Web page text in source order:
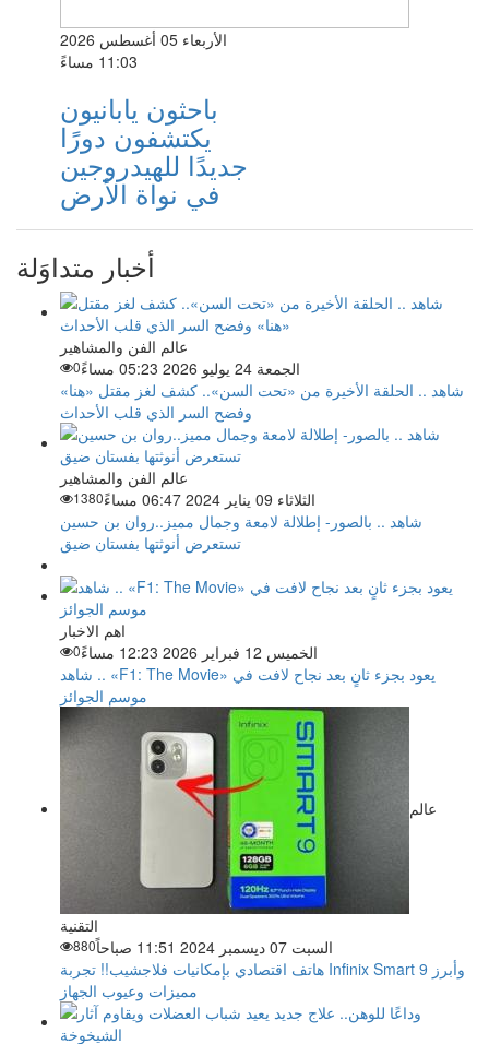
الأربعاء 05 أغسطس 2026
11:03 مساءً
باحثون يابانيون
يكتشفون دورًا
جديدًا للهيدروجين
في نواة الأرض
أخبار متداوَلة
عالم الفن والمشاهير
الجمعة 24 يوليو 2026 05:23 مساءً
0
شاهد .. الحلقة الأخيرة من «تحت السن».. كشف لغز مقتل «هنا»
وفضح السر الذي قلب الأحداث
عالم الفن والمشاهير
الثلاثاء 09 يناير 2024 06:47 مساءً
1380
شاهد .. بالصور- إطلالة لامعة وجمال مميز..روان بن حسين
تستعرض أنوثتها بفستان ضيق
اهم الاخبار
الخميس 12 فبراير 2026 12:23 مساءً
0
شاهد .. «F1: The Movie» يعود بجزء ثانٍ بعد نجاح لافت في
موسم الجوائز
عالم
التقنية
السبت 07 ديسمبر 2024 11:51 صباحاً
880
هاتف اقتصادي بإمكانيات فلاجشيب!! تجربة Infinix Smart 9 وأبرز
مميزات وعيوب الجهاز